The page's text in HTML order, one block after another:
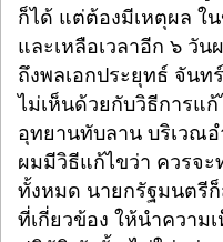
ก็ได้ แต่ต้องมีเหตุผล ใ
และเหลือเวลาอีก ๖ วั
ถึงพลเอกประยุทธ์ จันท
ไม่เห็นด้วยกับวิธีการแ
อุทยานทับลาน บริเวณอ
ผมมีวิธีแก้ไขว่า ควรจะ
ทั้งหมด นายกรัฐมนตรี
ที่เกี่ยวข้อง ให้นำความ